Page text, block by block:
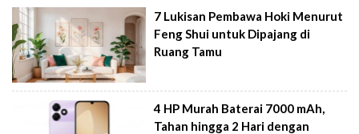
7 Lukisan Pembawa Hoki Menurut
Feng Shui untuk Dipajang di
Ruang Tamu
4 HP Murah Baterai 7000 mAh,
Tahan hingga 2 Hari dengan